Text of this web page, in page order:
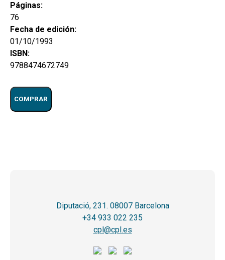
Páginas:
76
Fecha de edición:
01/10/1993
ISBN:
9788474672749
COMPRAR
Diputació, 231. 08007 Barcelona
+34 933 022 235
cpl@cpl.es